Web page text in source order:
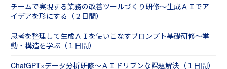
チームで実現する業務の改善ツールづくり研修～生成ＡＩでア
イデアを形にする（２日間）
思考を整理して生成ＡＩを使いこなすプロンプト基礎研修～挙
動・構造を学ぶ（１日間）
ChatGPT×データ分析研修～ＡＩドリブンな課題解決（１日間）